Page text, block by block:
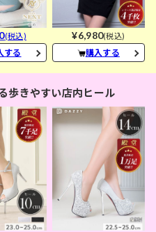
(税込)
する
¥6,980(税込)
購入する
歩きやすい店内ヒール